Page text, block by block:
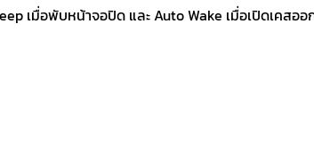
เมื่อพับหน้าจอปิด และ Auto Wake เมื่อเปิดเคสอ